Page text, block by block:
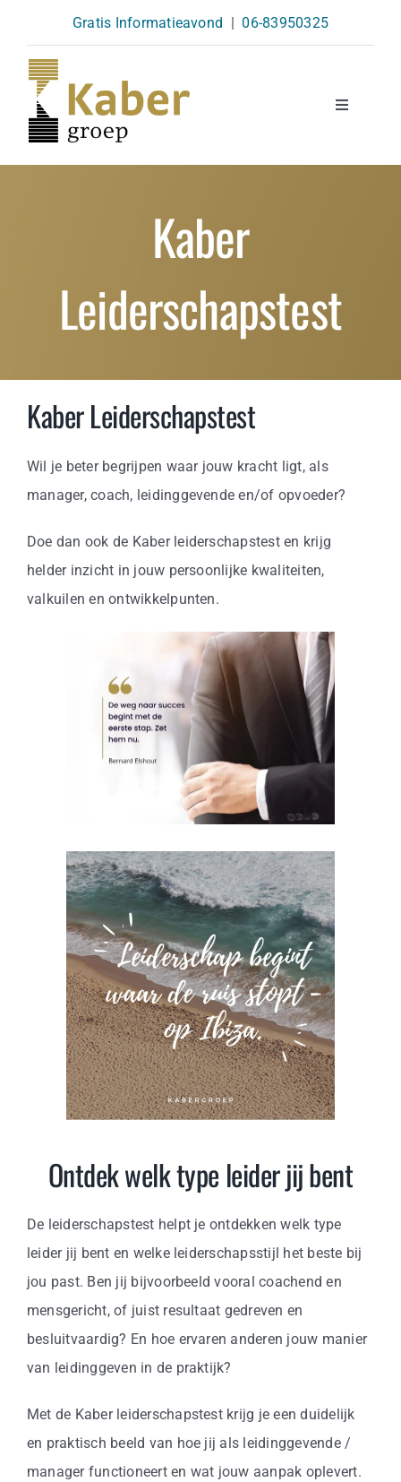
content
Gratis Informatieavond | 06-83950325
Toggle
Opleidingen
Agenda
Kennisbank
Business
Info
Kaber
Leiderschapstest
Kaber Leiderschapstest
Wil je beter begrijpen waar jouw kracht ligt, als
manager, coach, leidinggevende en/of opvoeder?
Doe dan ook de Kaber leiderschapstest en krijg
helder inzicht in jouw persoonlijke kwaliteiten,
valkuilen en ontwikkelpunten.
Ontdek welk type leider jij bent
De leiderschapstest helpt je ontdekken welk type
leider jij bent en welke leiderschapsstijl het beste bij
jou past. Ben jij bijvoorbeeld vooral coachend en
mensgericht, of juist resultaat gedreven en
besluitvaardig? En hoe ervaren anderen jouw manier
van leidinggeven in de praktijk?
Met de Kaber leiderschapstest krijg je een duidelijk
en praktisch beeld van hoe jij als leidinggevende /
manager functioneert en wat jouw aanpak oplevert.